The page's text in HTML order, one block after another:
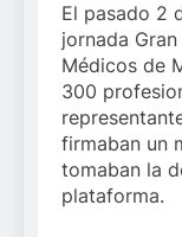
El pasado 2
jornada
Médicos de
300
firmaban un
tomaban la
plataforma.